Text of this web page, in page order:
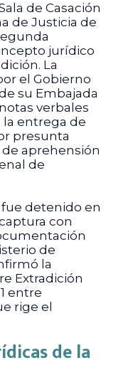
de Casación
de Justicia de
jurídico
La
el Gobierno
su Embajada
verbales
la entrega de
presunta
aprehensión
de
detenido en
con
de
la
Extradición
entre
rige el
de la